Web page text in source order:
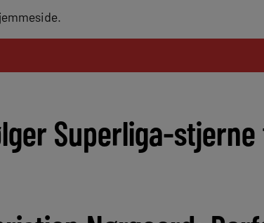
Superliga-